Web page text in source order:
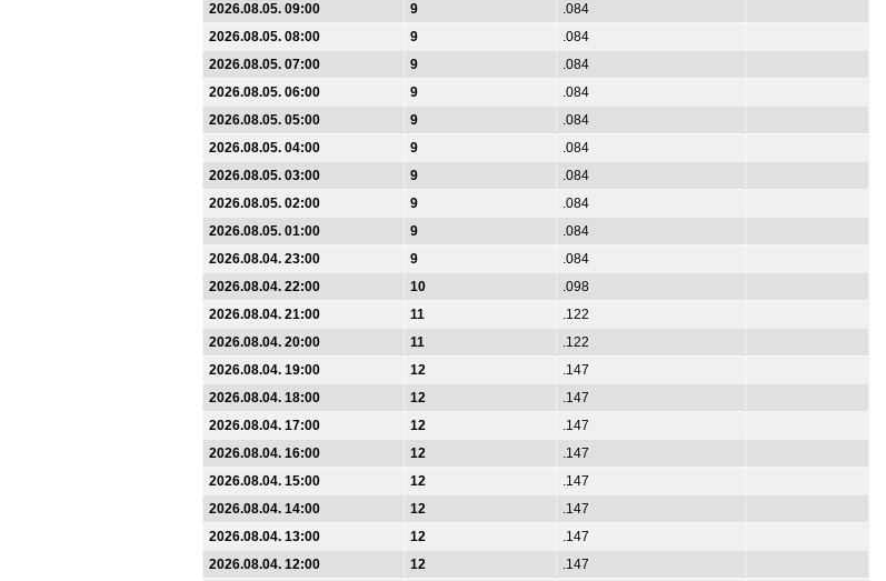
2026.08.05. 09:00
9
.084
2026.08.05. 08:00
9
.084
2026.08.05. 07:00
9
.084
2026.08.05. 06:00
9
.084
2026.08.05. 05:00
9
.084
2026.08.05. 04:00
9
.084
2026.08.05. 03:00
9
.084
2026.08.05. 02:00
9
.084
2026.08.05. 01:00
9
.084
2026.08.04. 23:00
9
.084
2026.08.04. 22:00
10
.098
2026.08.04. 21:00
11
.122
2026.08.04. 20:00
11
.122
2026.08.04. 19:00
12
.147
2026.08.04. 18:00
12
.147
2026.08.04. 17:00
12
.147
2026.08.04. 16:00
12
.147
2026.08.04. 15:00
12
.147
2026.08.04. 14:00
12
.147
2026.08.04. 13:00
12
.147
2026.08.04. 12:00
12
.147